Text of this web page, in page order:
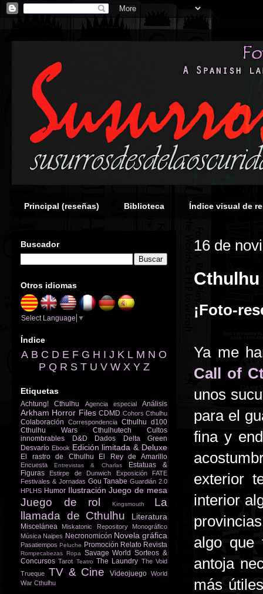
Principal (reseñas) Biblioteca Índice visual de
16 de
¡Foto-
Ya me
Call of
unos
para el
fina y
exterior
interior
algo que
antoja
más
Buscador
Otros idiomas
Select Language ▼
Índice
A B C D E F G H I J K L M N O
P Q R S T U V W X Y Z
Etiquetas
Achtung! Cthulhu Agencia especial Análisis
Arkham Horror Files CDMD Cohors Cthulhu
Colaboración Correspondencia Cthulhu d100
Cthulhu Wars
Cthulhutech
Cultos
innombrables
D&D Dados
Delta Green
Desvarío Ebook Edición limitada & Deluxe
El rastro de Cthulhu El Rey de Amarillo
Encuesta Entrevistas & Charlas
Estatuas &
Figuras
Estirpe de Dunwich Exposición
FATE
Festivales & Jornadas Gou Tanabe Guardián 2.0
HPLHS Humor Ilustración Juego de mesa
Juego de rol Kingsmouth
La
llamada de Cthulhu
Literatura
Miscelánea Miskatonic Repository
Monográfico
Música Naipes Necronomicón Novela gráfica
Pasatiempos Peluche Promoción Relato Revista
Rompecabezas Ropa Savage World Sorteos &
Concursos Tarot Teatro The Laundry The Void
Trueque TV & Cine Videojuego World
War Cthulhu